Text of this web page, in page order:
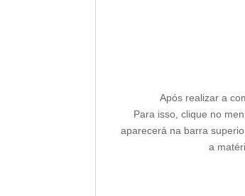
Após realizar a
Para isso, clique no
aparecerá na barra
a